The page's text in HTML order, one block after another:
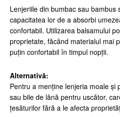
Lenjeriile din bumbac sau bambus
capacitatea lor de a absorbi
confortabil. Utilizarea balsamului
proprietate, făcând materialul mai
puțin confortabil în timpul nopții.
Alternativă:
Pentru a menține lenjeria moale și
sau bile de lână pentru uscător,
țesăturilor fără a le afecta